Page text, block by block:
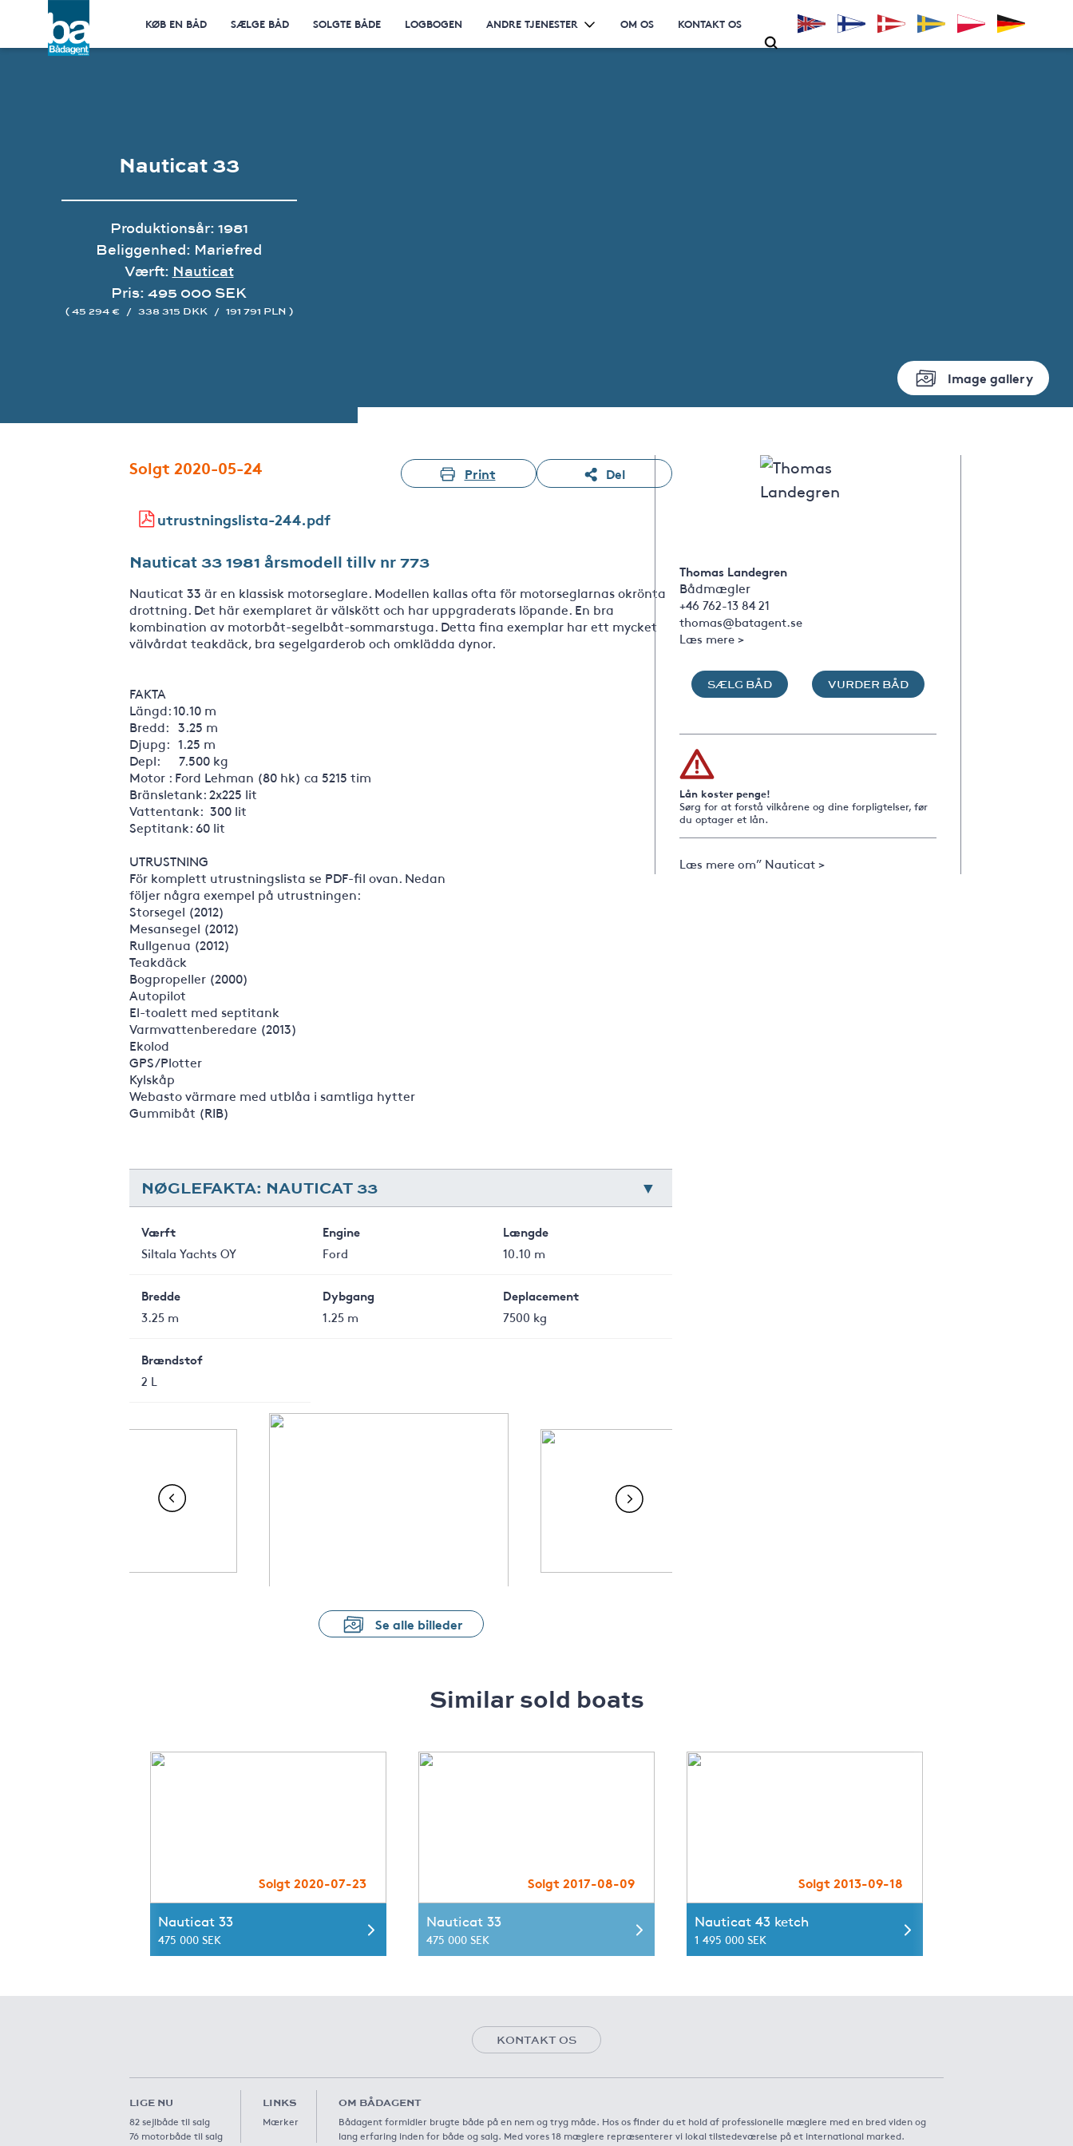
KØB EN BÅD SÆLGE BÅD SOLGTE BÅDE LOGBOGEN ANDRE TJENESTER OM OS KONTAKT OS
Image gallery
Nauticat 33
Produktionsår: 1981
Beliggenhed: Mariefred
Værft: Nauticat
Pris: 495 000 SEK
( 45 294 € / 338 315 DKK / 191 791 PLN )
Solgt 2020-05-24 Print Del
utrustningslista-244.pdf
Nauticat 33 1981 årsmodell tillv nr 773
Nauticat 33 är en klassisk motorseglare. Modellen kallas ofta för motorseglarnas okrönta
drottning. Det här exemplaret är välskött och har uppgraderats löpande. En bra
kombination av motorbåt-segelbåt-sommarstuga. Detta fina exemplar har ett mycket
välvårdat teakdäck, bra segelgarderob och omklädda dynor.
FAKTA
Längd: 10.10 m
Bredd: 3.25 m
Djupg: 1.25 m
Depl: 7.500 kg
Motor : Ford Lehman (80 hk) ca 5215 tim
Bränsletank: 2x225 lit
Vattentank: 300 lit
Septitank: 60 lit
UTRUSTNING
För komplett utrustningslista se PDF-fil ovan. Nedan
följer några exempel på utrustningen:
Storsegel (2012)
Mesansegel (2012)
Rullgenua (2012)
Teakdäck
Bogpropeller (2000)
Autopilot
El-toalett med septitank
Varmvattenberedare (2013)
Ekolod
GPS/Plotter
Kylskåp
Webasto värmare med utblåa i samtliga hytter
Gummibåt (RIB)
NØGLEFAKTA: NAUTICAT 33
Værft
Siltala Yachts OY
Engine
Ford
Længde
10.10 m
Bredde
3.25 m
Dybgang
1.25 m
Deplacement
7500 kg
Brændstof
2 L
Se alle billeder
Thomas Landegren
Bådmægler
+46 762-13 84 21
thomas@batagent.se
Læs mere >
SÆLG BÅD VURDER BÅD
Lån koster penge!
Sørg for at forstå vilkårene og dine forpligtelser, før
du optager et lån.
Læs mere om” Nauticat >
Similar sold boats
Solgt 2020-07-23
Nauticat 33
475 000 SEK
Solgt 2017-08-09
Nauticat 33
475 000 SEK
Solgt 2013-09-18
Nauticat 43 ketch
1 495 000 SEK
KONTAKT OS
LIGE NU
82 sejlbåde til salg
76 motorbåde til salg
LINKS
Mærker
OM BÅDAGENT
Bådagent formidler brugte både på en nem og tryg måde. Hos os finder du et hold af professionelle mæglere med en bred viden og
lang erfaring inden for både og salg. Med vores 18 mæglere repræsenterer vi lokal tilstedeværelse på et international marked.